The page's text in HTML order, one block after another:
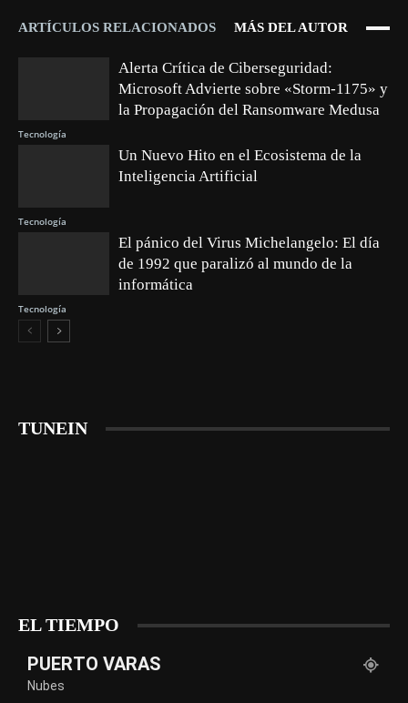
ARTÍCULOS RELACIONADOS MÁS DEL AUTOR
Tecnología
Alerta Crítica de Ciberseguridad:
Microsoft Advierte sobre «Storm-1175» y
la Propagación del Ransomware Medusa
Tecnología
Un Nuevo Hito en el Ecosistema de la
Inteligencia Artificial
Tecnología
El pánico del Virus Michelangelo: El día
de 1992 que paralizó al mundo de la
informática
TUNEIN
EL TIEMPO
PUERTO VARAS
Nubes